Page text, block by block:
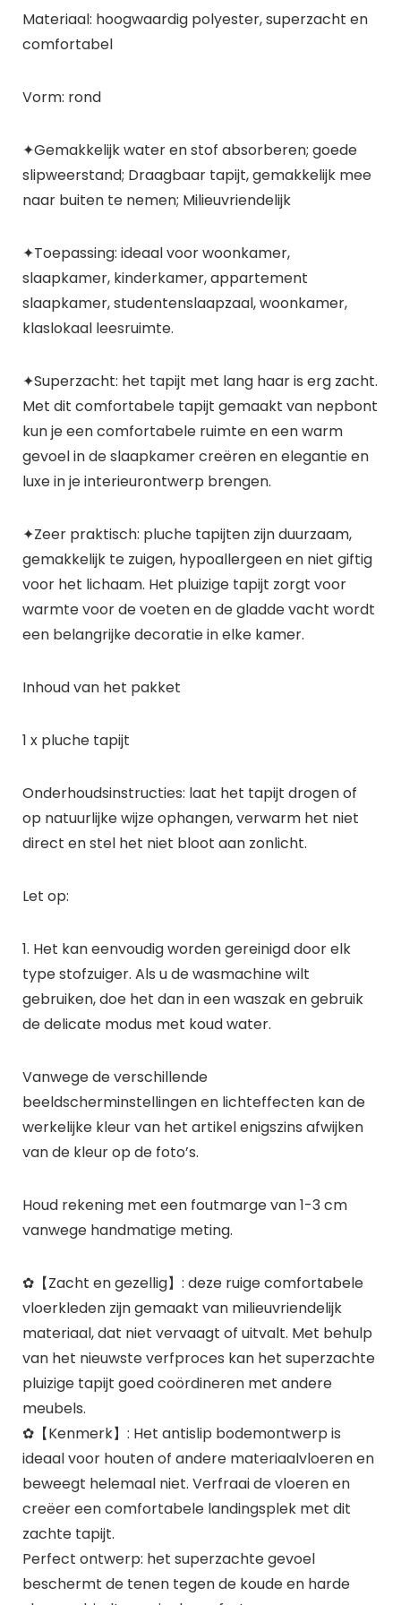
Materiaal: hoogwaardig polyester, superzacht en
comfortabel
Vorm: rond
✦Gemakkelijk water en stof absorberen; goede
slipweerstand; Draagbaar tapijt, gemakkelijk mee
naar buiten te nemen; Milieuvriendelijk
✦Toepassing: ideaal voor woonkamer,
slaapkamer, kinderkamer, appartement
slaapkamer, studentenslaapzaal, woonkamer,
klaslokaal leesruimte.
✦Superzacht: het tapijt met lang haar is erg zacht.
Met dit comfortabele tapijt gemaakt van nepbont
kun je een comfortabele ruimte en een warm
gevoel in de slaapkamer creëren en elegantie en
luxe in je interieurontwerp brengen.
✦Zeer praktisch: pluche tapijten zijn duurzaam,
gemakkelijk te zuigen, hypoallergeen en niet giftig
voor het lichaam. Het pluizige tapijt zorgt voor
warmte voor de voeten en de gladde vacht wordt
een belangrijke decoratie in elke kamer.
Inhoud van het pakket
1 x pluche tapijt
Onderhoudsinstructies: laat het tapijt drogen of
op natuurlijke wijze ophangen, verwarm het niet
direct en stel het niet bloot aan zonlicht.
Let op:
1. Het kan eenvoudig worden gereinigd door elk
type stofzuiger. Als u de wasmachine wilt
gebruiken, doe het dan in een waszak en gebruik
de delicate modus met koud water.
Vanwege de verschillende
beeldscherminstellingen en lichteffecten kan de
werkelijke kleur van het artikel enigszins afwijken
van de kleur op de foto’s.
Houd rekening met een foutmarge van 1-3 cm
vanwege handmatige meting.
✿【Zacht en gezellig】: deze ruige comfortabele
vloerkleden zijn gemaakt van milieuvriendelijk
materiaal, dat niet vervaagt of uitvalt. Met behulp
van het nieuwste verfproces kan het superzachte
pluizige tapijt goed coördineren met andere
meubels.
✿【Kenmerk】: Het antislip bodemontwerp is
ideaal voor houten of andere materiaalvloeren en
beweegt helemaal niet. Verfraai de vloeren en
creëer een comfortabele landingsplek met dit
zachte tapijt.
Perfect ontwerp: het superzachte gevoel
beschermt de tenen tegen de koude en harde